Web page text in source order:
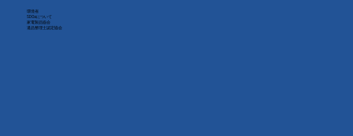
環境省
SDGsについて
家電製品協会
​遺品整理士認定協会